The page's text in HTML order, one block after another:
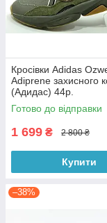
Кросівки Adidas
Adiprene захисного
(Адидас) 44р.
Готово до відправки
1 699 ₴ 2 800 ₴
Купити
–38%